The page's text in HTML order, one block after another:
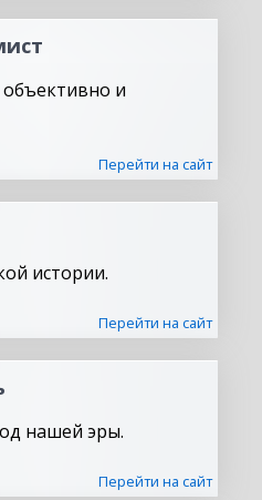
и
Перейти на сайт
истории.
Перейти на сайт
нашей эры.
Перейти на сайт